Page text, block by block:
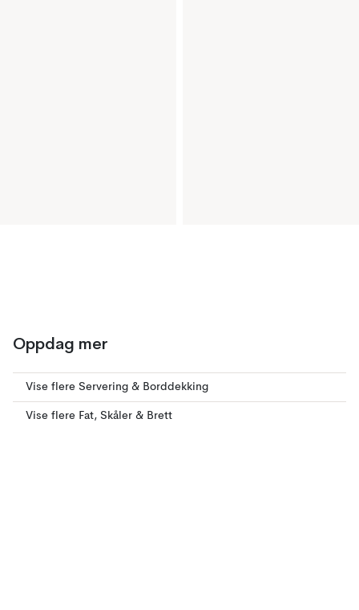
Oppdag mer
Vise flere Servering & Borddekking
Vise flere Fat, Skåler & Brett